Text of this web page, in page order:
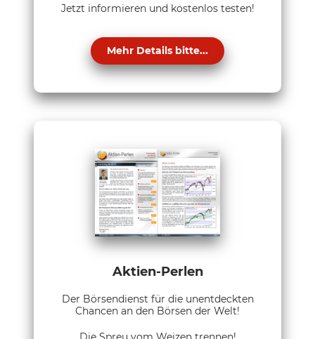
Jetzt informieren und kostenlos testen!
Mehr Details bitte...
Aktien-Perlen
Der Börsendienst für die unentdeckten
Chancen an den Börsen der Welt!